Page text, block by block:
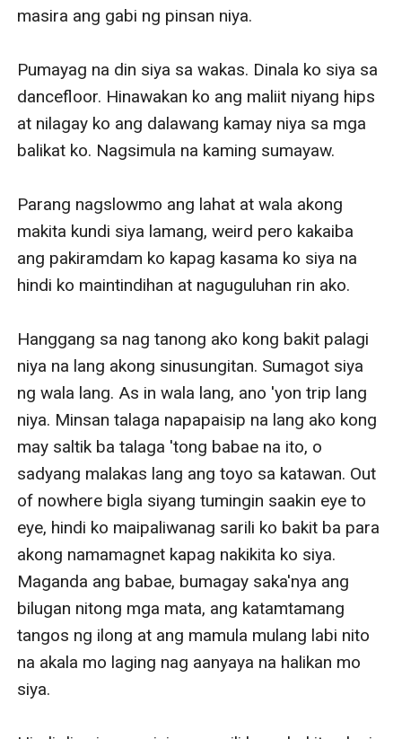
masira ang gabi ng pinsan niya.
Pumayag na din siya sa wakas. Dinala ko siya sa
dancefloor. Hinawakan ko ang maliit niyang hips
at nilagay ko ang dalawang kamay niya sa mga
balikat ko. Nagsimula na kaming sumayaw.
Parang nagslowmo ang lahat at wala akong
makita kundi siya lamang, weird pero kakaiba
ang pakiramdam ko kapag kasama ko siya na
hindi ko maintindihan at naguguluhan rin ako.
Hanggang sa nag tanong ako kong bakit palagi
niya na lang akong sinusungitan. Sumagot siya
ng wala lang. As in wala lang, ano 'yon trip lang
niya. Minsan talaga napapaisip na lang ako kong
may saltik ba talaga 'tong babae na ito, o
sadyang malakas lang ang toyo sa katawan. Out
of nowhere bigla siyang tumingin saakin eye to
eye, hindi ko maipaliwanag sarili ko bakit ba para
akong namamagnet kapag nakikita ko siya.
Maganda ang babae, bumagay saka'nya ang
bilugan nitong mga mata, ang katamtamang
tangos ng ilong at ang mamula mulang labi nito
na akala mo laging nag aanyaya na halikan mo
siya.